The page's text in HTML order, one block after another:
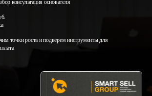
консультация основателя
точки роста и подверем инструменты для